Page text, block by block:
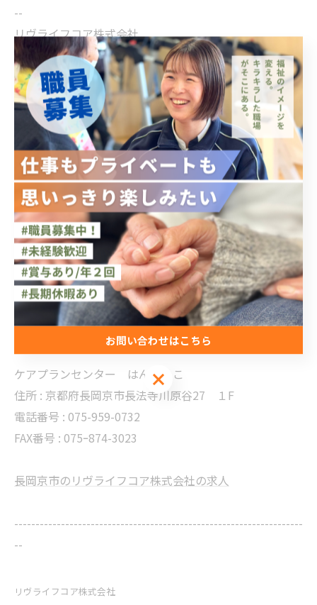
--
リヴライフコア株式会社
住所 : 京都府長岡京市天神2-5-15
電話番号 : 075-963-6090
きたえる～む長岡天神
住所 :京都府長岡京市天神2-5-15
電話番号 :075-963-6090
きたえる～む長法寺
住所 :京都府長岡京市長法寺川原谷27
電話番号 :075-874-3011
小規模多機能型居宅介護事業所 らしく
住所 :
京都府長岡京市長法寺
電話番号 :075-366-0309
ケアプランセンター はんぶんこ
住所 : 京都府長岡京市長法寺川原谷27 １F
電話番号 : 075-959-0732
FAX番号 : 075ｰ874-3023
長岡京市のリヴライフコア株式会社の求人
--------------------------------------------------------------------
--
リヴライフコア株式会社
お問い合わせはこちら
お問い合わせはこちら